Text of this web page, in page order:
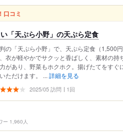
口コミ
「天ぷら小野」の天ぷら定食
の「天ぷら小野」で、天ぷら定食（1,500
衣が軽やかでサクッと香ばしく、素材の持
があり、野菜もホクホク。揚げたてをすぐ
ただけます。 ... 詳細を見る
2025/05 訪問 1回
ー 1,960人